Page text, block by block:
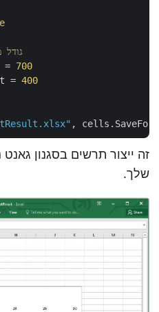
#
= 700
= 400
זה ייצור תרשים בסגנון
שלך.